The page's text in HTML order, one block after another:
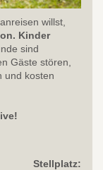
willst,
Kinder
sind
Gäste stören,
und kosten
Stellplatz: